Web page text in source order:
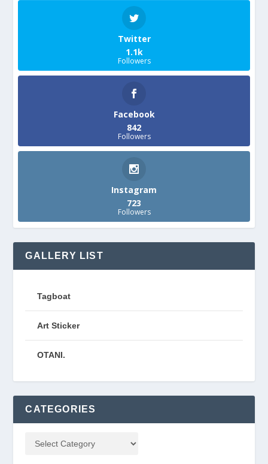
Twitter
1.1k
Followers
Facebook
842
Followers
Instagram
723
Followers
GALLERY LIST
Tagboat
Art Sticker
OTANI.
CATEGORIES